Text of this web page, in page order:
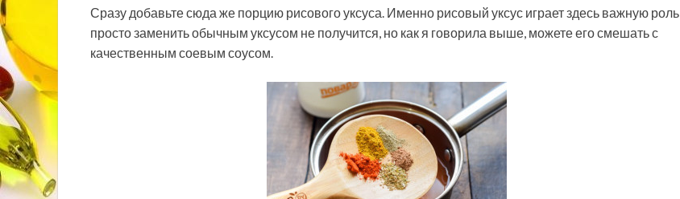
Сразу добавьте сюда же порцию рисового уксуса. Именно рисовый уксус играет здесь важную роль,
просто заменить обычным уксусом не получится, но как я говорила выше, можете его смешать с
качественным соевым соусом.